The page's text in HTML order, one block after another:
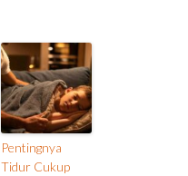
Pentingnya
Tidur Cukup